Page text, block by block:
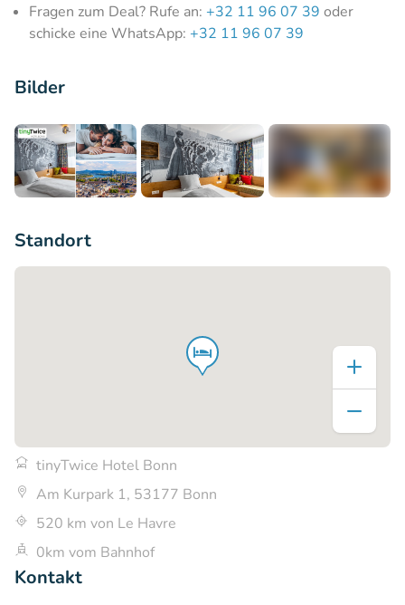
Fragen zum Deal? Rufe an: +32 11 96 07 39 oder
schicke eine WhatsApp: +32 11 96 07 39
Bilder
Standort
tinyTwice Hotel Bonn
Am Kurpark 1, 53177 Bonn
520 km von Le Havre
0km vom Bahnhof
Kontakt